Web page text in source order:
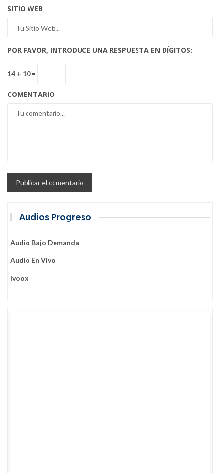
SITIO WEB
POR FAVOR, INTRODUCE UNA RESPUESTA EN DÍGITOS:
14 + 10 =
COMENTARIO
Audios Progreso
Audio Bajo Demanda
Audio En Vivo
Ivoox